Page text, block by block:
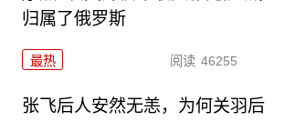
归属了俄罗斯
最热 阅读 46255
张飞后人安然无恙，为何关羽后